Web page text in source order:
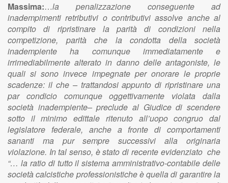
Massima:…la penalizzazione conseguente ad
inadempimenti retributivi o contributivi assolve anche al
compito di ripristinare la parità di condizioni nella
competizione, parità che la condotta della società
inadempiente ha comunque immediatamente e
irrimediabilmente alterato in danno delle antagoniste, le
quali si sono invece impegnate per onorare le proprie
scadenze: il che – trattandosi appunto di ripristinare una
par condicio comunque oggettivamente violata dalla
società inadempiente– preclude al Giudice di scendere
sotto il minimo edittale ritenuto all’uopo congruo dal
legislatore federale, anche a fronte di comportamenti
sananti ma pur sempre successivi alla originaria
violazione. In tal senso, è stato di recente evidenziato che
“… la ratio di tutto il sistema amministrativo-contabile delle
società calcistiche professionistiche è quella di garantire la